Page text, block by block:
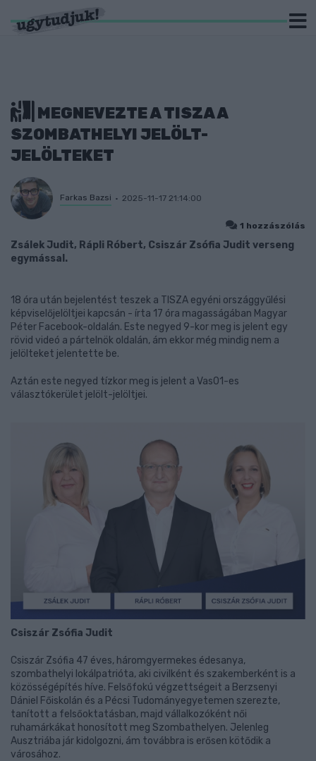
MEGNEVEZTE A TISZA A
SZOMBATHELYI JELÖLT-
JELÖLTEKET
Farkas Bazsi 2025-11-17 21:14:00
1 hozzászólás
Zsálek Judit, Rápli Róbert, Csiszár Zsófia Judit verseng
egymással.
18 óra után bejelentést teszek a TISZA egyéni országgyűlési
képviselőjelöltjei kapcsán - írta 17 óra magasságában Magyar
Péter Facebook-oldalán. Este negyed 9-kor meg is jelent egy
rövid videó a pártelnök oldalán, ám ekkor még mindig nem a
jelölteket jelentette be.
Aztán este negyed tízkor meg is jelent a Vas01-es
választókerület jelölt-jelöltjei.
Csiszár Zsófia Judit
Csiszár Zsófia 47 éves, háromgyermekes édesanya,
szombathelyi lokálpatrióta, aki civilként és szakemberként is a
közösségépítés híve. Felsőfokú végzettségeit a Berzsenyi
Dániel Főiskolán és a Pécsi Tudományegyetemen szerezte,
tanított a felsőoktatásban, majd vállalkozóként női
ruhamárkákat honosított meg Szombathelyen. Jelenleg
Ausztriába jár kidolgozni, ám továbbra is erősen kötődik a
városához.